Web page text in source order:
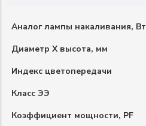
Аналог лампы накаливания, Вт
Диаметр X высота, мм
Индекс цветопередачи
Класс ЭЭ
Коэффициент мощности, PF